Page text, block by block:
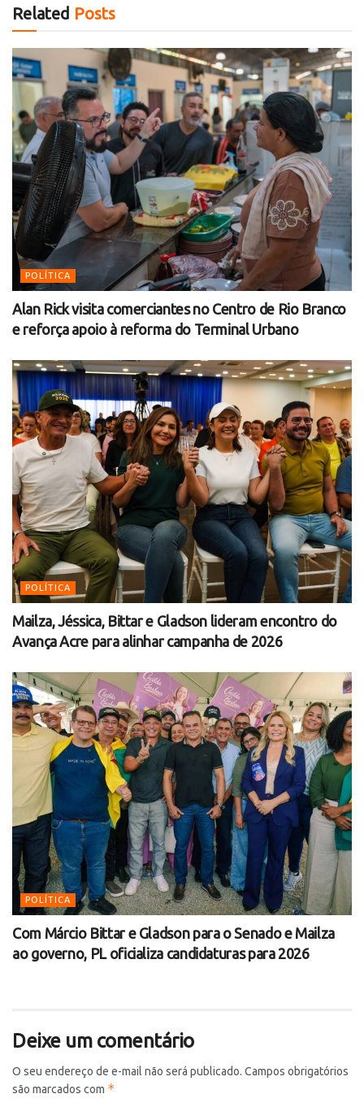
Related Posts
POLÍTICA
Alan Rick visita comerciantes no Centro de Rio Branco
e reforça apoio à reforma do Terminal Urbano
POLÍTICA
Mailza, Jéssica, Bittar e Gladson lideram encontro do
Avança Acre para alinhar campanha de 2026
POLÍTICA
Com Márcio Bittar e Gladson para o Senado e Mailza
ao governo, PL oficializa candidaturas para 2026
Deixe um comentário
O seu endereço de e-mail não será publicado. Campos obrigatórios
são marcados com *